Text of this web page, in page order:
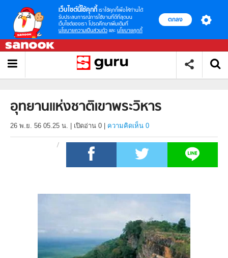
เว็บไซต์นี้ใช้คุกกี้ เราใช้คุกกี้เพื่อให้ท่านได้
รับประสบการณ์การใช้งานที่ดีที่สุดบน
เว็บไซต์ของเรา โปรดศึกษาเพิ่มเติมที่
นโยบายความเป็นส่วนตัว และ นโยบายคุกกี้
ตกลง
อุทยานแห่งชาติเขาพระวิหาร
26 พ.ย. 56 05.25 น. เปิดอ่าน 0 ความคิดเห็น 0